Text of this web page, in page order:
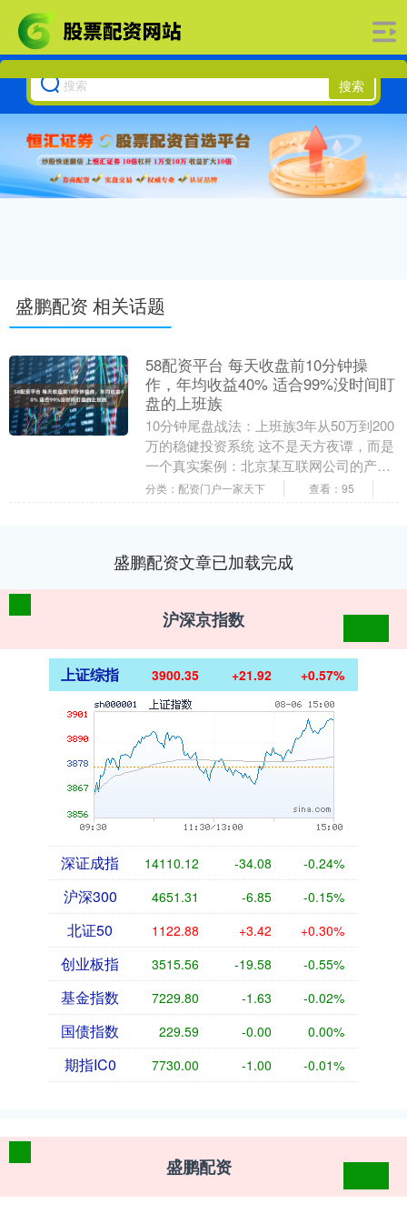
搜索
盛鹏配资 相关话题
58配资平台 每天收盘前10分钟操
作，年均收益40% 适合99%没时间盯
盘的上班族
10分钟尾盘战法：上班族3年从50万到200
万的稳健投资系统 这不是天方夜谭，而是
一个真实案例：北京某互联网公司的产品
经理张先生，从2019年开始使用这套....
分类：配资门户一家天下 查看：95
盛鹏配资文章已加载完成
沪深京指数
上证综指 3900.35 +21.92 +0.57%
深证成指 14110.12 -34.08 -0.24%
沪深300 4651.31 -6.85 -0.15%
北证50 1122.88 +3.42 +0.30%
创业板指 3515.56 -19.58 -0.55%
基金指数 7229.80 -1.63 -0.02%
国债指数 229.59 -0.00 0.00%
期指IC0 7730.00 -1.00 -0.01%
盛鹏配资